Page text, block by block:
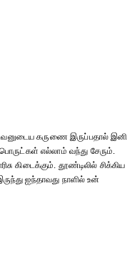
கருணை இருப்பதால் இனி
எல்லாம் வந்து சேரும்.
கிடைக்கும். தூண்டிலில் சிக்கிய
ஐந்தாவது நாளில் உன்